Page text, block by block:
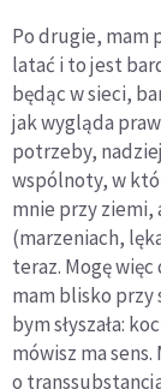
Po drugie, mam
latać i to jest
będąc w sieci,
jak wygląda
potrzeby,
wspólnoty, w
mnie przy ziemi,
(marzeniach,
teraz. Mogę
mam blisko
bym słyszała:
mówisz ma sens.
o